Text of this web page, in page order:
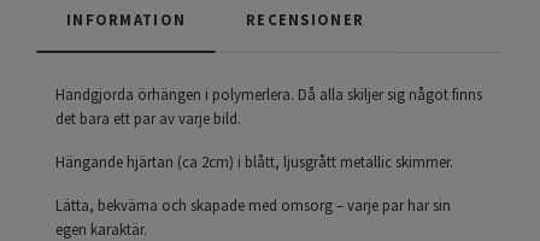
INFORMATION RECENSIONER
Handgjorda örhängen i polymerlera. Då alla skiljer sig något finns
det bara ett par av varje bild.
Hängande hjärtan (ca 2cm) i blått, ljusgrått metallic skimmer.
Lätta, bekväma och skapade med omsorg – varje par har sin
egen karaktär.